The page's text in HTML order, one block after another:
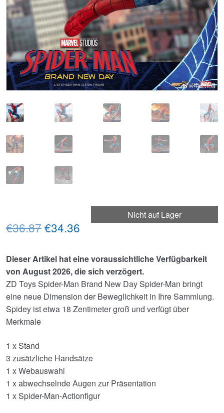
Nicht auf Lager
€36.87Ursprünglicher
war:
€36.87
€34.36 Aktueller
ist:
€34.36.
Dieser Artikel hat eine voraussichtliche Verfügbarkeit
von August 2026, die sich verzögert.
ZD Toys Spider-Man Brand New Day Spider-Man bringt
eine neue Dimension der Beweglichkeit in Ihre Sammlung.
Spidey ist etwa 18 Zentimeter groß und verfügt über
Merkmale
1 x Stand
3 zusätzliche Handsätze
1 x Webauswahl
1 x abwechselnde Augen zur Präsentation
1 x Spider-Man-Actionfigur